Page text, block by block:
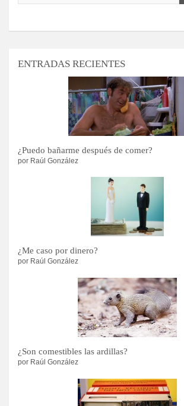
ENTRADAS RECIENTES
¿Puedo bañarme después de comer?
por Raúl González
¿Me caso por dinero?
por Raúl González
¿Son comestibles las ardillas?
por Raúl González